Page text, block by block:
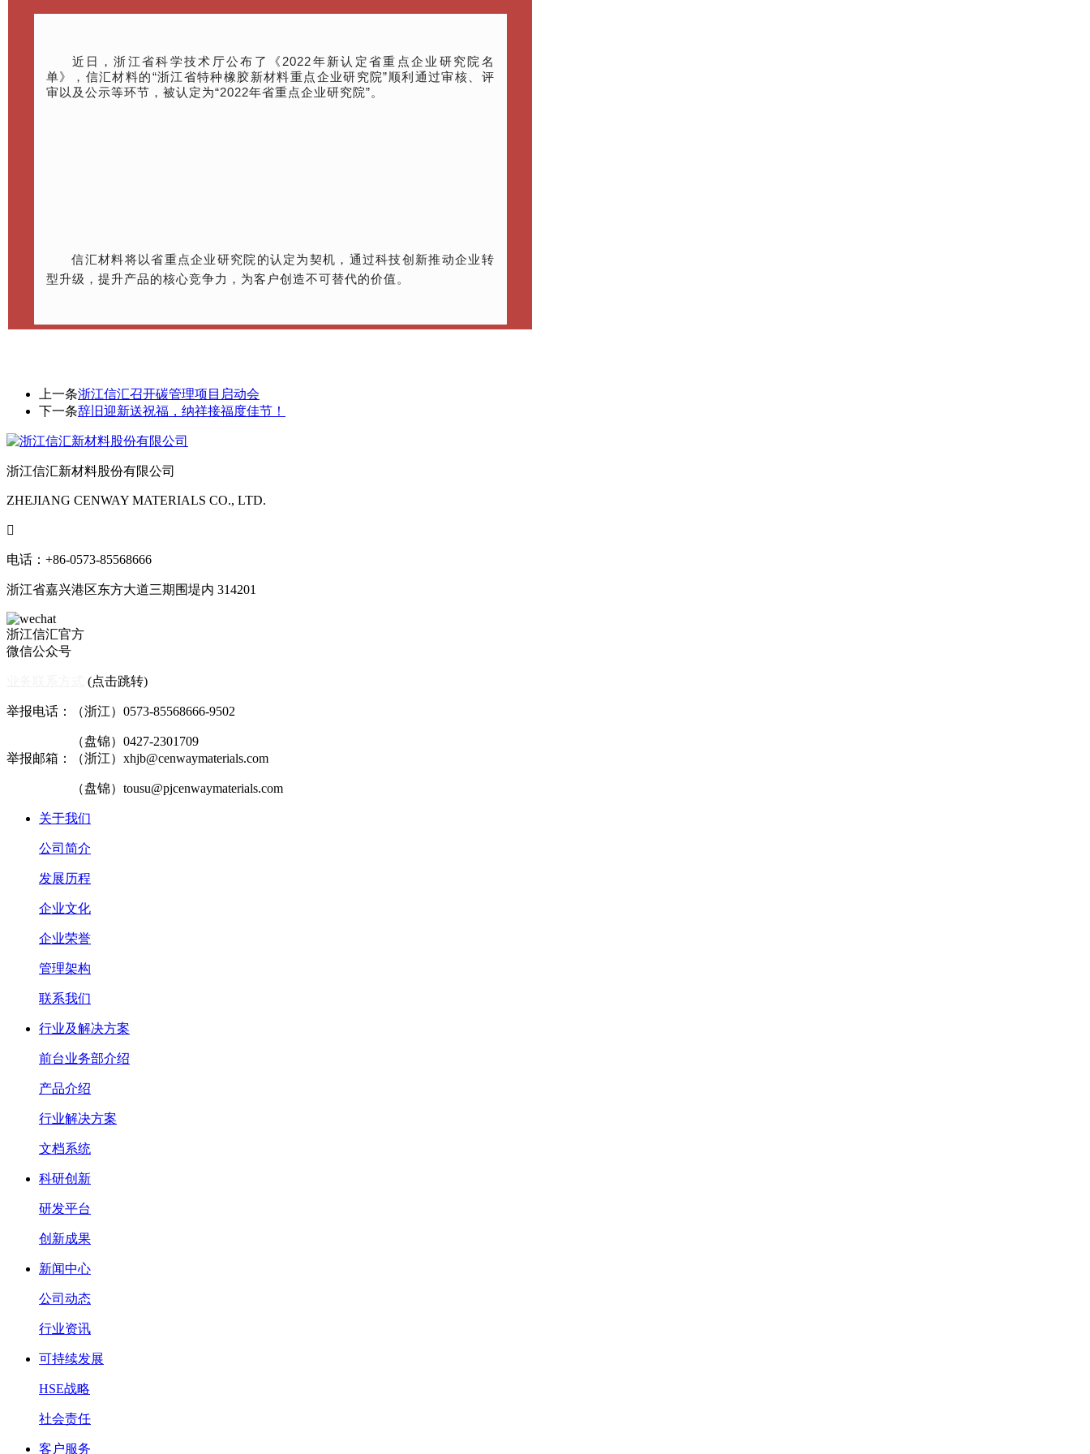
近日，浙江省科学技术厅公布了《2022年新认定省重点企业研究院名
单》，信汇材料的“浙江省特种橡胶新材料重点企业研究院”顺利通过审核、评
审以及公示等环节，被认定为“2022年省重点企业研究院”。
信汇材料将以省重点企业研究院的认定为契机，通过科技创新推动企业转
型升级，提升产品的核心竞争力，为客户创造不可替代的价值。
上一条浙江信汇召开碳管理项目启动会
下一条辞旧迎新送祝福，纳祥接福度佳节！
浙江信汇新材料股份有限公司
ZHEJIANG CENWAY MATERIALS CO., LTD.

电话：+86-0573-85568666
浙江省嘉兴港区东方大道三期围堤内 314201
浙江信汇官方
微信公众号
(点击跳转)
举报电话：（浙江）0573-85568666-9502
（盘锦）0427-2301709
举报邮箱：（浙江）xhjb@cenwaymaterials.com
（盘锦）tousu@pjcenwaymaterials.com
关于我们
公司简介
发展历程
企业文化
企业荣誉
管理架构
联系我们
行业及解决方案
前台业务部介绍
产品介绍
行业解决方案
文档系统
科研创新
研发平台
创新成果
新闻中心
公司动态
行业资讯
可持续发展
HSE战略
社会责任
客户服务